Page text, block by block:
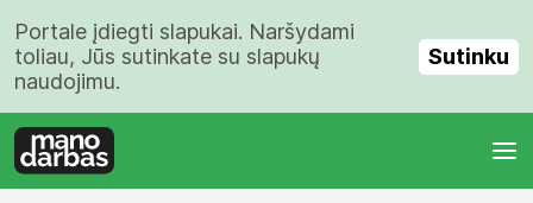
Portale įdiegti slapukai. Naršydami
toliau, Jūs sutinkate su slapukų
naudojimu.
Sutinku